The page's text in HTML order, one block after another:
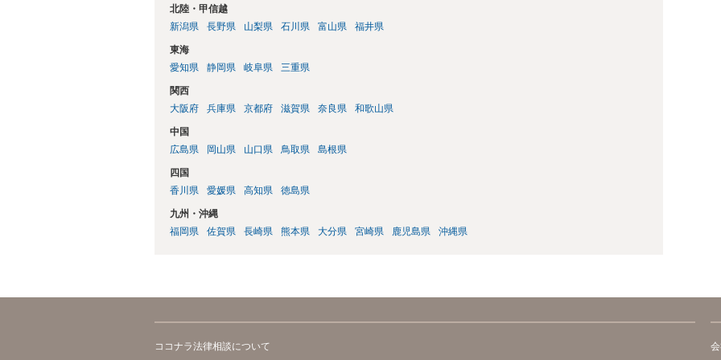
北陸・甲信越
新潟県
長野県 山梨県 石川県 富山県 福井県
東海
愛知県
静岡県 岐阜県 三重県
関西
大阪府
兵庫県 京都府 滋賀県 奈良県 和歌山県
中国
広島県
岡山県 山口県 鳥取県 島根県
四国
香川県
愛媛県 高知県 徳島県
九州・沖縄
福岡県
佐賀県 長崎県 熊本県 大分県 宮崎県 鹿児島県 沖縄県
ココナラ法律相談について